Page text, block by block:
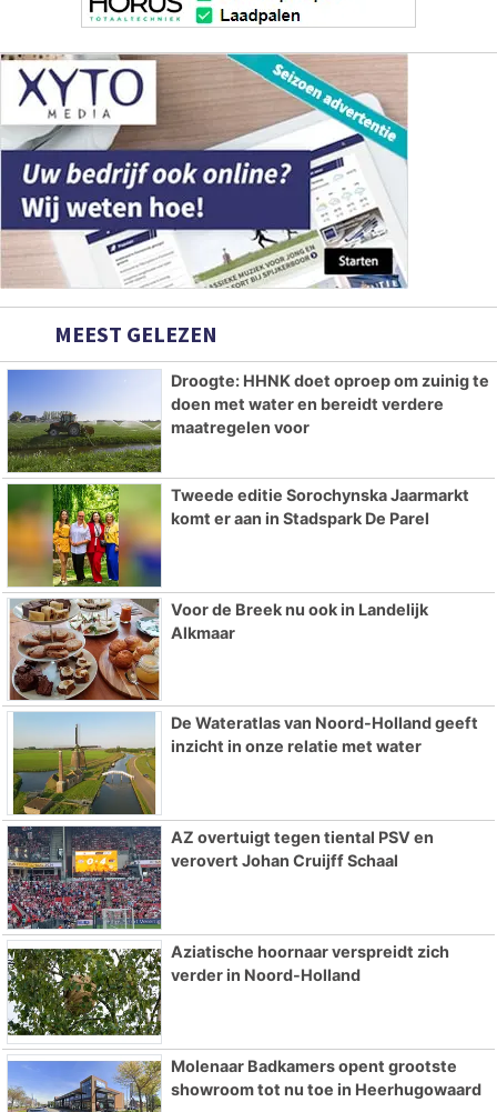
MEEST GELEZEN
Droogte: HHNK doet oproep om zuinig te
doen met water en bereidt verdere
maatregelen voor
Tweede editie Sorochynska Jaarmarkt
komt er aan in Stadspark De Parel
Voor de Breek nu ook in Landelijk
Alkmaar
De Wateratlas van Noord-Holland geeft
inzicht in onze relatie met water
AZ overtuigt tegen tiental PSV en
verovert Johan Cruijff Schaal
Aziatische hoornaar verspreidt zich
verder in Noord-Holland
Molenaar Badkamers opent grootste
showroom tot nu toe in Heerhugowaard